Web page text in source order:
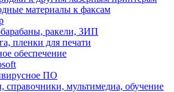
материалы к факсам
ракели, ЗИП
пленки для печати
обеспечение
ПО
справочники, мультимедиа, обучение